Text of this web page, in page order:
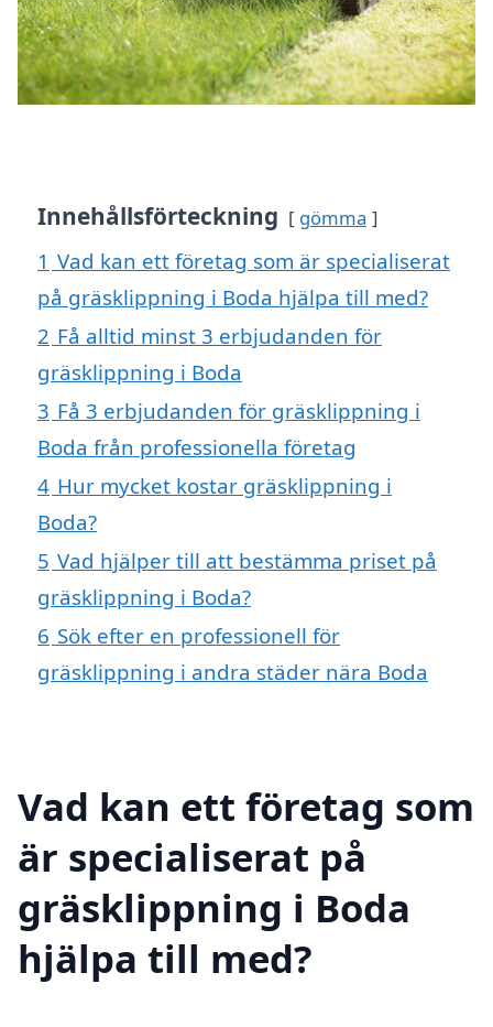
Innehållsförteckning gömma
1 Vad kan ett företag som är specialiserat
på gräsklippning i Boda hjälpa till med?
2 Få alltid minst 3 erbjudanden för
gräsklippning i Boda
3 Få 3 erbjudanden för gräsklippning i
Boda från professionella företag
4 Hur mycket kostar gräsklippning i
Boda?
5 Vad hjälper till att bestämma priset på
gräsklippning i Boda?
6 Sök efter en professionell för
gräsklippning i andra städer nära Boda
Vad kan ett företag som
är specialiserat på
gräsklippning i Boda
hjälpa till med?